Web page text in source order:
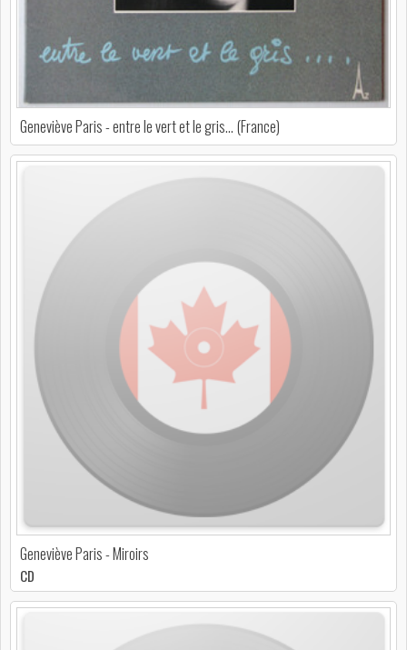
Geneviève Paris - entre le vert et le gris... (France)
Geneviève Paris - Miroirs
CD